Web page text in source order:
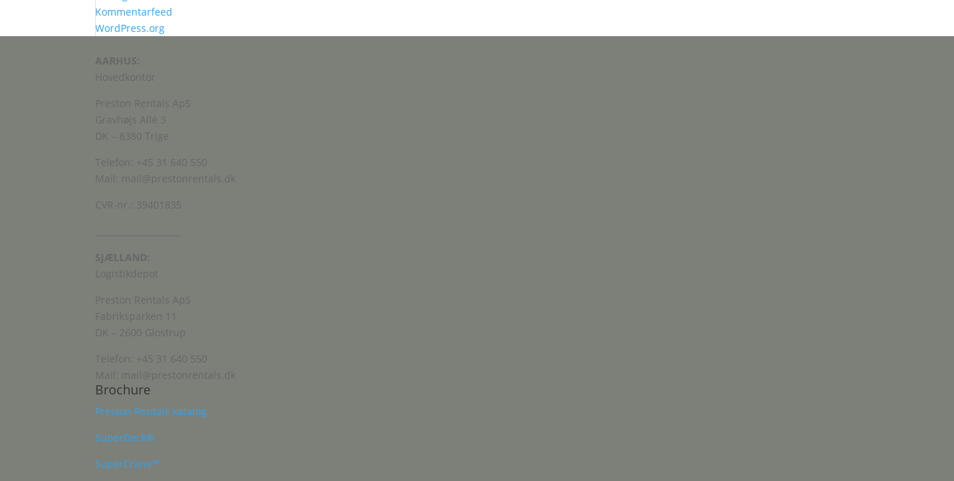
Kommentarfeed
WordPress.org
AARHUS:
Hovedkontor
Preston Rentals ApS
Gravhøjs Allé 3
DK – 8380 Trige
Telefon: +45 31 640 550
Mail: mail@prestonrentals.dk
CVR-nr.: 39401835
SJÆLLAND:
Logistikdepot
Preston Rentals ApS
Fabriksparken 11
DK – 2600 Glostrup
Telefon: +45 31 640 550
Mail: mail@prestonrentals.dk
Brochure
Preston Rentals katalog
SuperDeck®
SuperCrane™